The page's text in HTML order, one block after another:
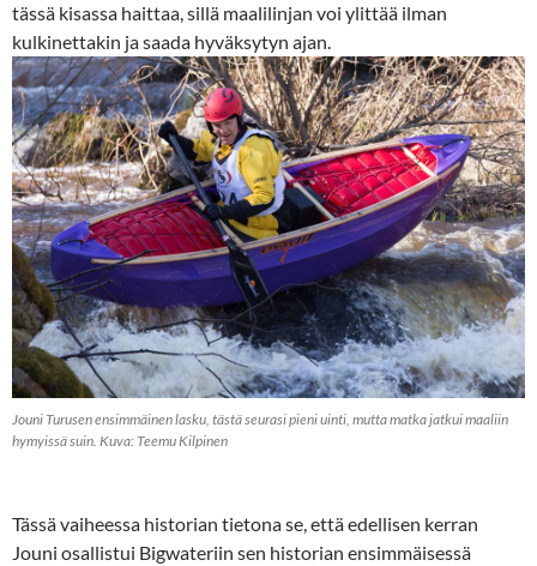
tässä kisassa haittaa, sillä maalilinjan voi ylittää ilman
kulkinettakin ja saada hyväksytyn ajan.
Jouni Turusen ensimmäinen lasku, tästä seurasi pieni uinti, mutta matka jatkui maaliin
hymyissä suin. Kuva: Teemu Kilpinen
Tässä vaiheessa historian tietona se, että edellisen kerran
Jouni osallistui Bigwateriin sen historian ensimmäisessä